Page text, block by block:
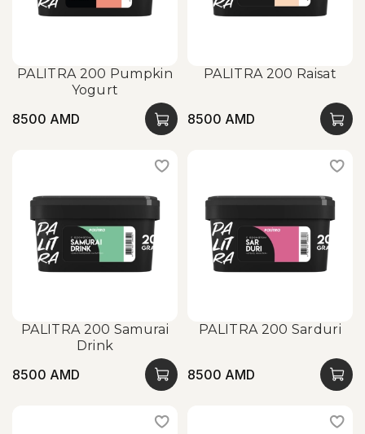
PALITRA 200 Pumpkin
Yogurt
8500 AMD
PALITRA 200 Raisat
8500 AMD
PALITRA 200 Samurai
Drink
8500 AMD
PALITRA 200 Sarduri
8500 AMD